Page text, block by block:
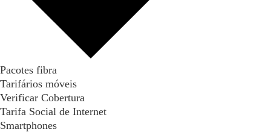
Pacotes fibra
Tarifários móveis
Verificar Cobertura
Tarifa Social de Internet
Smartphones